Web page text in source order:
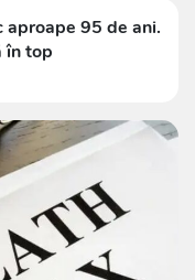
aproape 95 de ani.
în top